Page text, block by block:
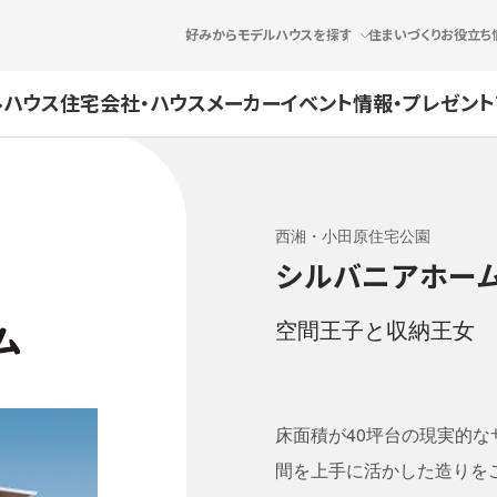
好みからモデルハウスを探す 住まいづくりお役立ち
ウス住宅会社・ハウスメーカーイベント情報・プレゼント
西湘・小田原住宅公園
シルバニアホー
空間王子と収納王女
床面積が40坪台の現実的
間を上手に活かした造りを